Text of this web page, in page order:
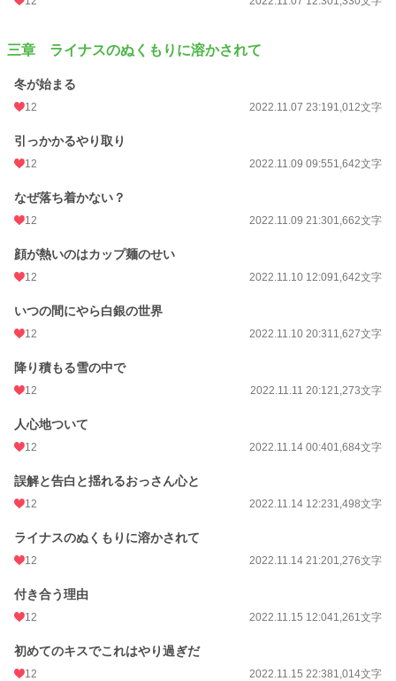
三章 ライナスのぬくもりに溶かされて
冬が始まる
12 2022.11.07 23:191,012文字
引っかかるやり取り
12 2022.11.09 09:551,642文字
なぜ落ち着かない？
12 2022.11.09 21:301,662文字
顔が熱いのはカップ麺のせい
12 2022.11.10 12:091,642文字
いつの間にやら白銀の世界
12 2022.11.10 20:311,627文字
降り積もる雪の中で
12 2022.11.11 20:121,273文字
人心地ついて
12 2022.11.14 00:401,684文字
誤解と告白と揺れるおっさん心と
12 2022.11.14 12:231,498文字
ライナスのぬくもりに溶かされて
12 2022.11.14 21:201,276文字
付き合う理由
12 2022.11.15 12:041,261文字
初めてのキスでこれはやり過ぎだ
12 2022.11.15 22:381,014文字